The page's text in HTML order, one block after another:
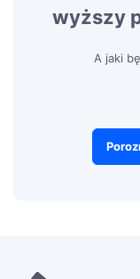
wyższy
A jaki